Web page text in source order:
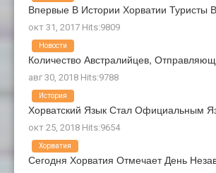
Впервые В Истории Хорватии Туристы
окт 31, 2017 Hits:9809
Количество Австралийцев,
авг 30, 2018 Hits:9788
Новости
Хорватский Язык Стал Официальным
окт 25, 2018 Hits:9654
История
Сегодня Хорватия Отмечает День
Хорватия